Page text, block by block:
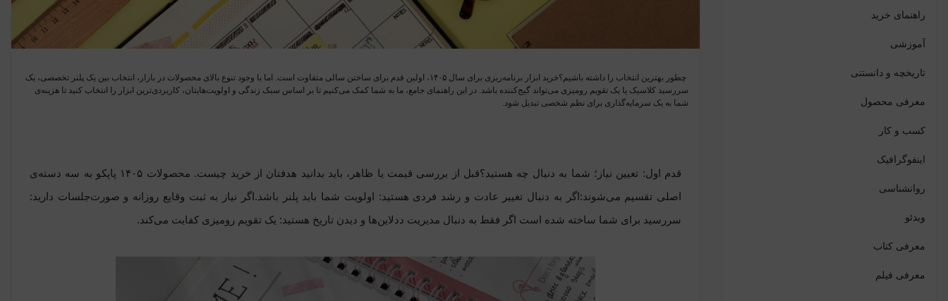
راهنمای خرید
آموزشی
تاریخچه و دانستنی
معرفی محصول
کسب و کار
اینفوگرافیک
روانشناسی
ویدئو
معرفی کتاب
معرفی فیلم
چطور بهترین انتخاب را داشته باشیم؟خرید ابزار برنامه‌ریزی برای سال ۱۴۰۵، اولین قدم برای ساختن سالی متفاوت است. اما با وجود تنوع بالای محصولات در بازار، انتخاب بین یک پلنر تخصصی، یک
سررسید کلاسیک یا یک تقویم رومیزی می‌تواند گیج‌کننده باشد. در این راهنمای جامع، ما به شما کمک می‌کنیم تا بر اساس سبک زندگی و اولویت‌هایتان، کاربردی‌ترین ابزار را انتخاب کنید تا هزینه‌ی
شما به یک سرمایه‌گذاری برای نظم شخصی تبدیل شود.
قدم اول: تعیین نیاز؛ شما به دنبال چه هستید؟قبل از بررسی قیمت یا ظاهر، باید بدانید هدفتان از خرید چیست. محصولات ۱۴۰۵ پاپکو به سه دسته‌ی
اصلی تقسیم می‌شوند:اگر به دنبال تغییر عادت و رشد فردی هستید: اولویت شما باید پلنر باشد.اگر نیاز به ثبت وقایع روزانه و صورت‌جلسات دارید:
سررسید برای شما ساخته شده است اگر فقط به دنبال مدیریت ددلاین‌ها و دیدن تاریخ هستید: یک تقویم رومیزی کفایت می‌کند.